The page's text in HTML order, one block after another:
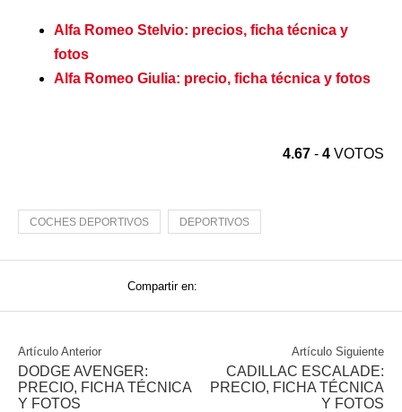
Alfa Romeo Stelvio: precios, ficha técnica y
fotos
Alfa Romeo Giulia: precio, ficha técnica y fotos
4.67 - 4 VOTOS
COCHES DEPORTIVOS DEPORTIVOS
Compartir en:
Artículo Anterior
DODGE AVENGER:
PRECIO, FICHA TÉCNICA
Y FOTOS
Artículo Siguiente
CADILLAC ESCALADE:
PRECIO, FICHA TÉCNICA
Y FOTOS